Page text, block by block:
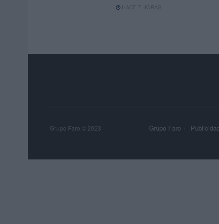
HACE 7 HORAS
Grupo Faro Publicidad
Grupo Faro © 2023